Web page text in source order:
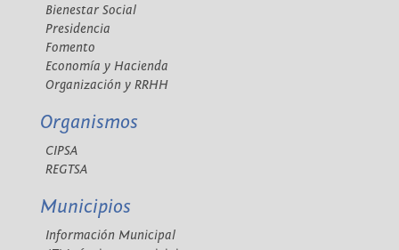
Bienestar Social
Presidencia
Fomento
Economía y Hacienda
Organización y RRHH
Organismos
CIPSA
REGTSA
Municipios
Información Municipal